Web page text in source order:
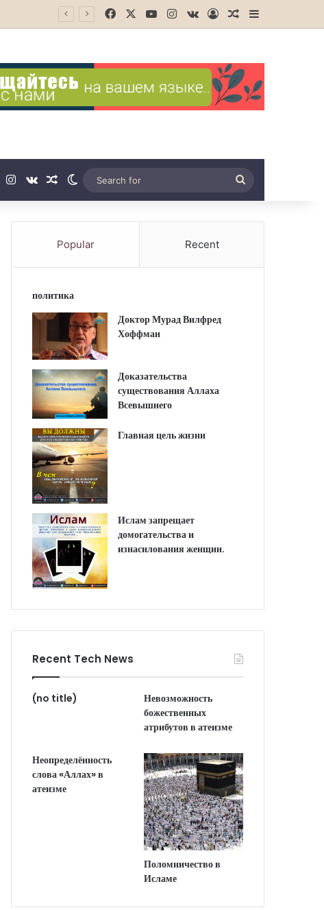
Facebook YouTubeInstagram
vk.comLog InRandom Article
YouTubeInstagram
vk.comRandom Article
Switch skin
for
Popular Recent
политика
Доктор Мурад Вилфред
Хоффман
Доказательства
существования Аллаха
Всевышнего
Главная цель жизни
Ислам запрещает
домогательства и
изнасилования женщин.
Recent Tech News
(no title)
Невозможность
божественных
атрибутов в атеизме
Неопределённость
слова «Аллах» в
атеизме
Поломничество в
Исламе